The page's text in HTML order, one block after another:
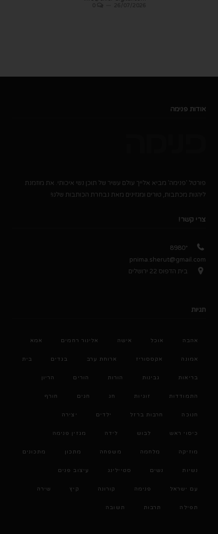
אודות פנימה
פורטל 'פנימה' מביא אלייך עולם עשיר של תוכן נשי איכותי. את מוזמנת
ליהנות מכתבות, טורים ומגזינים מאת נבחרת הכותבות שלנו!
צרי קשר!
*8980
pnima.sherut@gmail.com
בית הדפוס 22 ירושלים
תגיות
אהבה אוכל אישה אלינור רחמים אמא
אמונה אקססוריז ארוחת ערב בגדים בית
בריאות גבינות הורות הורים הריון
התמודדות זוגיות חג חגים חורף
חנוכה חרבות ברזל ילדים יצירה
כיסוי ראש לבוש לידה מגזין פנימה
מוזיקה מלחמה משפחה מתכון מתכונים
נשיות נשים סטיילינג עיצוב פנים
עם ישראל פנימה קורונה קיץ שירה
תפילה תרבות תשובה